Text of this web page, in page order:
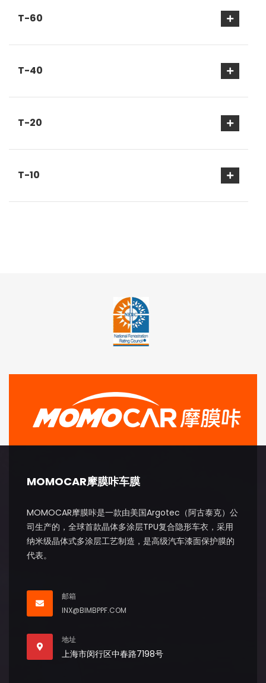
T-60
T-40
T-20
T-10
MOMOCAR摩膜咔车膜
MOMOCAR摩膜咔是一款由美国Argotec（阿古泰克）公
司生产的，全球首款晶体多涂层TPU复合隐形车衣，采用
纳米级晶体式多涂层工艺制造，是高级汽车漆面保护膜的
代表。
邮箱
INX@BIMBPPF.COM
地址
上海市闵行区中春路7198号